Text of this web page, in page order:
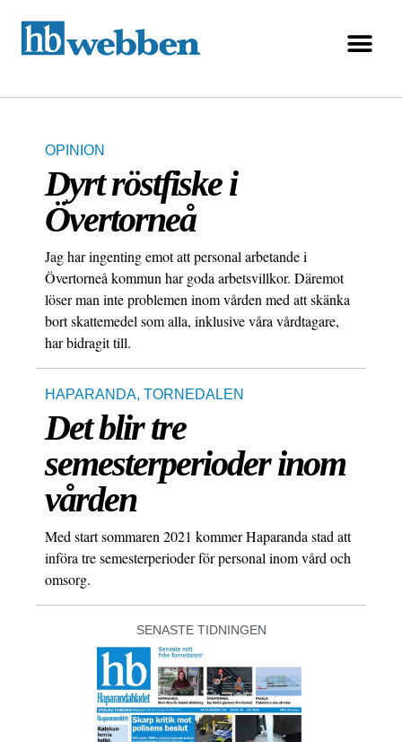
OPINION
Dyrt röstfiske i
Övertorneå
Jag har ingenting emot att personal arbetande i
Övertorneå kommun har goda arbetsvillkor. Däremot
löser man inte problemen inom vården med att skänka
bort skattemedel som alla, inklusive våra vårdtagare,
har bidragit till.
HAPARANDA, TORNEDALEN
Det blir tre
semesterperioder inom
vården
Med start sommaren 2021 kommer Haparanda stad att
införa tre semesterperioder för personal inom vård och
omsorg.
SENASTE TIDNINGEN